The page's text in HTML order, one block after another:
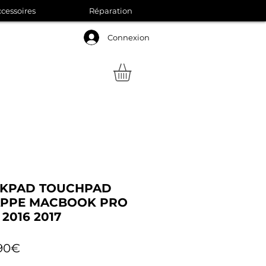
Connexion
Réparation
TOUCHPAD
MACBOOK PRO
2017